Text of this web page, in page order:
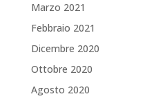
Marzo 2021
Febbraio 2021
Dicembre 2020
Ottobre 2020
Agosto 2020